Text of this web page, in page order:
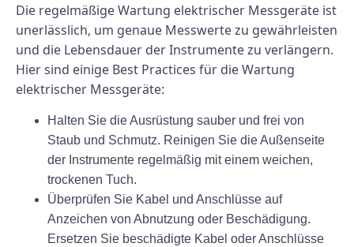
Die regelmäßige Wartung elektrischer Messgeräte ist
unerlässlich, um genaue Messwerte zu gewährleisten
und die Lebensdauer der Instrumente zu verlängern.
Hier sind einige Best Practices für die Wartung
elektrischer Messgeräte:
Halten Sie die Ausrüstung sauber und frei von
Staub und Schmutz. Reinigen Sie die Außenseite
der Instrumente regelmäßig mit einem weichen,
trockenen Tuch.
Überprüfen Sie Kabel und Anschlüsse auf
Anzeichen von Abnutzung oder Beschädigung.
Ersetzen Sie beschädigte Kabel oder Anschlüsse